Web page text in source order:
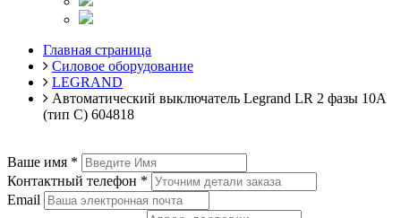
Главная страница
Силовое оборудование
LEGRAND
Автоматический выключатель Legrand LR 2 фазы 10А
(тип С) 604818
Ваше имя *
Контактный телефон *
Email